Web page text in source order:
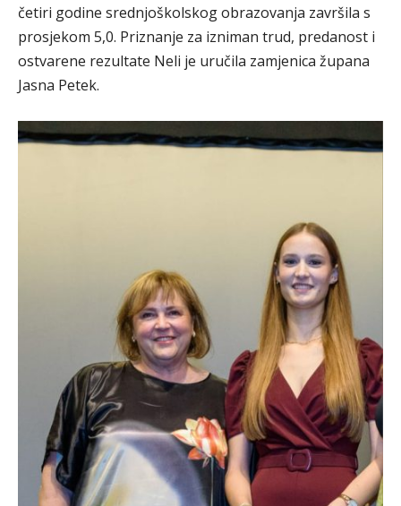
četiri godine srednjoškolskog obrazovanja završila s
prosjekom 5,0. Priznanje za izniman trud, predanost i
ostvarene rezultate Neli je uručila zamjenica župana
Jasna Petek.